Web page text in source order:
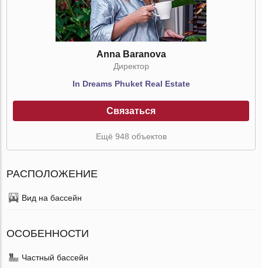
Anna Baranova
Директор
In Dreams Phuket Real Estate
Связаться
Ещё 948 объектов
РАСПОЛОЖЕНИЕ
Вид на бассейн
ОСОБЕННОСТИ
Частный бассейн